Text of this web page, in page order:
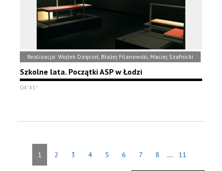
Realizacja: Wojtek Dzięcioł, Błażej Filanowski, Maciej Szafnicki
Szkolne lata. Początki ASP w Łodzi
04"41"
1 2 3 4 5 6 7 8 ... 11